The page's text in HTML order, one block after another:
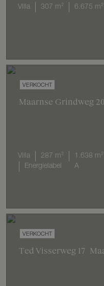
Villa 307 m² 6.675 m²
VERKOCHT
Maarnse Grindweg 20
Villa 287 m² 1.638 m²
Energielabel
A
VERKOCHT
Ted Visserweg 17